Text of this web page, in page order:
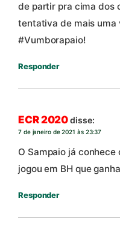
de partir pra cima dos
tentativa de mais uma
#Vumborapaio!
Responder
ECR 2020disse:
7 de janeiro de 2021 às 23:37
O Sampaio já conhece
jogou em BH que
Responder